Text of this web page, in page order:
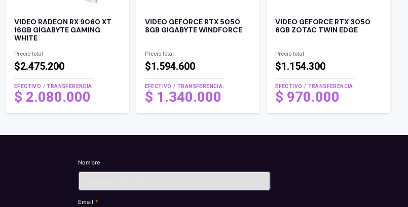
VIDEO RADEON RX 9060 XT
16GB GIGABYTE GAMING
WHITE
Precio total
$2.475.200
EFECTIVO / TRANSFERENCIA:
$ 2.080.000
VIDEO GEFORCE RTX 5050
8GB GIGABYTE WINDFORCE
Precio total
$1.594.600
EFECTIVO / TRANSFERENCIA:
$ 1.340.000
VIDEO GEFORCE RTX 3050
6GB ZOTAC TWIN EDGE
Precio total
$1.154.300
EFECTIVO / TRANSFERENCIA:
$ 970.000
Nombre
Email *